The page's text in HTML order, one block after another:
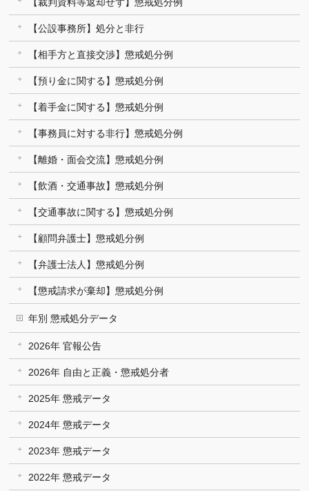
【公設事務所】処分と非行
【相手方と直接交渉】懲戒処分例
【預り金に関する】懲戒処分例
【着手金に関する】懲戒処分例
【事務員に対する非行】懲戒処分例
【離婚・面会交流】懲戒処分例
【飲酒・交通事故】懲戒処分例
【交通事故に関する】懲戒処分例
【顧問弁護士】懲戒処分例
【弁護士法人】懲戒処分例
【懲戒請求が棄却】懲戒処分例
年別 懲戒処分データ
2026年 官報公告
2026年 自由と正義・懲戒処分者
2025年 懲戒データ
2024年 懲戒データ
2023年 懲戒データ
2022年 懲戒データ